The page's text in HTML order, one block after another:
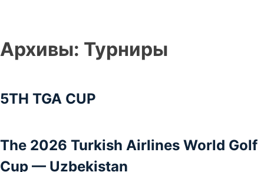
Архивы: Турниры
5TH TGA CUP
The 2026 Turkish Airlines World Golf
Cup — Uzbekistan